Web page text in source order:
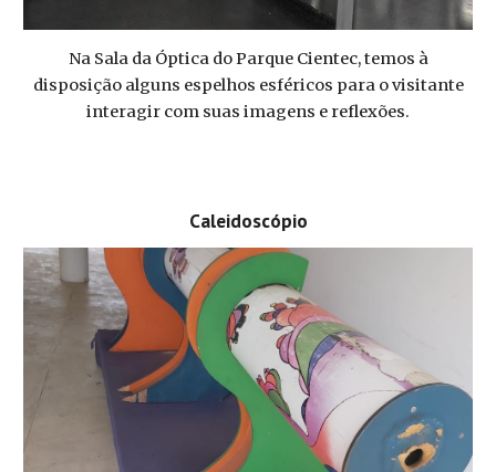
Na Sala da Óptica do Parque Cientec, temos à
disposição alguns espelhos esféricos para o visitante
interagir com suas imagens e reflexões.
Caleidoscópio